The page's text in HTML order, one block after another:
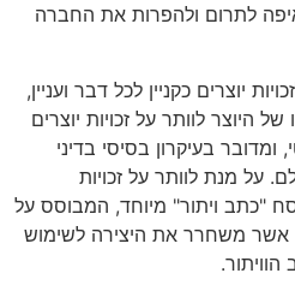
לתרום ולהפרות את החברה
יוצרים כקניין לכל דבר ועניין,
היוצר לוותר על זכויות יוצרים
בעיקרון בסיסי בדיני
על מנת לוותר על זכויות
"כתב ויתור" מיוחד, המבוסס על
אשר משחרר את היצירה לשימוש